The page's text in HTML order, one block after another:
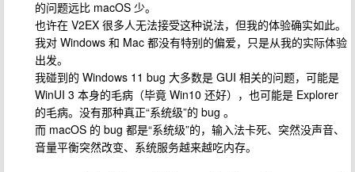
的问题远比 macOS 少。
也许在 V2EX 很多人无法接受这种说法，但我的体验确实如此。
我对 Windows 和 Mac 都没有特别的偏爱，只是从我的实际体验
出发。
我碰到的 Windows 11 bug 大多数是 GUI 相关的问题，可能是
WinUI 3 本身的毛病（毕竟 Win10 还好），也可能是 Explorer
的毛病。没有那种真正“系统级”的 bug 。
而 macOS 的 bug 都是“系统级”的，输入法卡死、突然没声音、
音量平衡突然改变、系统服务越来越吃内存。